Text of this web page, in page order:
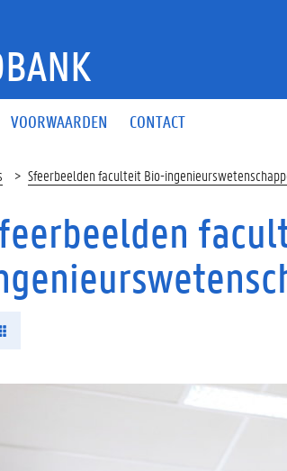
VOORWAARDEN CONTACT
Sfeerbeelden faculteit Bio-